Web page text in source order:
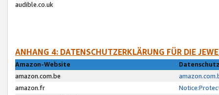
audible.co.uk
ANHANG 4: DATENSCHUTZERKLÄRUNG FÜR DIE
Amazon-Website
amazon.com.be
amazon.fr